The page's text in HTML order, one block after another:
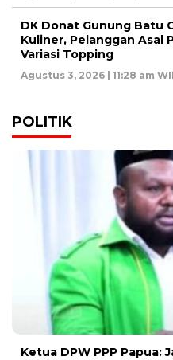
DK Donat Gunung Batu
Kuliner, Pelanggan Asal
Variasi Topping
Agustus 3, 2026 | 11:28 am
POLITIK
Ketua DPW PPP Papua: